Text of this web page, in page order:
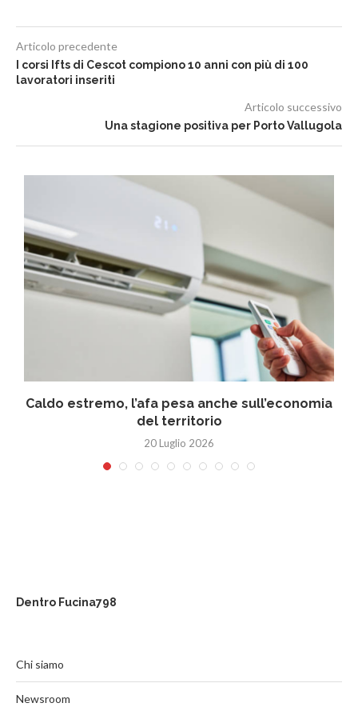
Articolo precedente
I corsi Ifts di Cescot compiono 10 anni con più di 100
lavoratori inseriti
Articolo successivo
Una stagione positiva per Porto Vallugola
Caldo estremo, l’afa pesa anche sull’economia
del territorio
20 Luglio 2026
Dentro Fucina798
Chi siamo
Newsroom